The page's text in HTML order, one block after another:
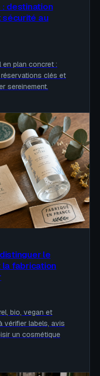
destination
au
en plan concret :
clés et
sereinement.
le
la fabrication
bio, vegan et
vérifier labels, avis
un cosmétique